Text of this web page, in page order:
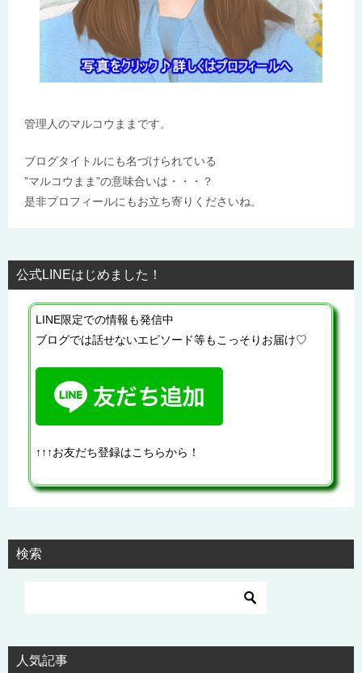
管理人のマルコウままです。
ブログタイトルにも名づけられている
”マルコウまま”の意味合いは・・・？
是非プロフィールにもお立ち寄りくださいね。
公式LINEはじめました！
LINE限定での情報も発信中
ブログでは話せないエピソード等もこっそりお届け♡
↑↑↑お友だち登録はこちらから！
検索
人気記事